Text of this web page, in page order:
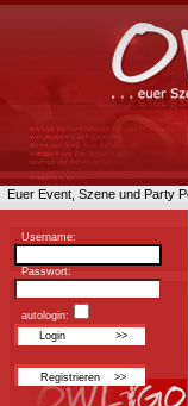
Euer Event, Szene und Party
Username:
Passwort:
autologin: